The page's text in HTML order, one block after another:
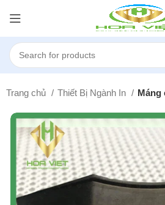
Trang chủ Thiết Bị Ngành In Máng